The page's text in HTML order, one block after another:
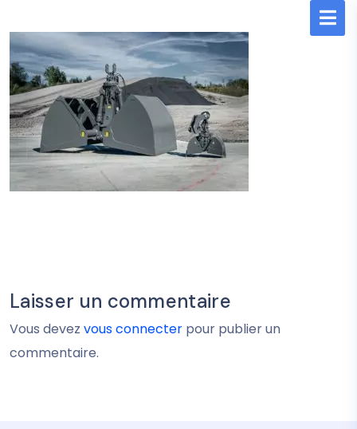
Laisser un commentaire
Vous devez vous connecter pour publier un
commentaire.